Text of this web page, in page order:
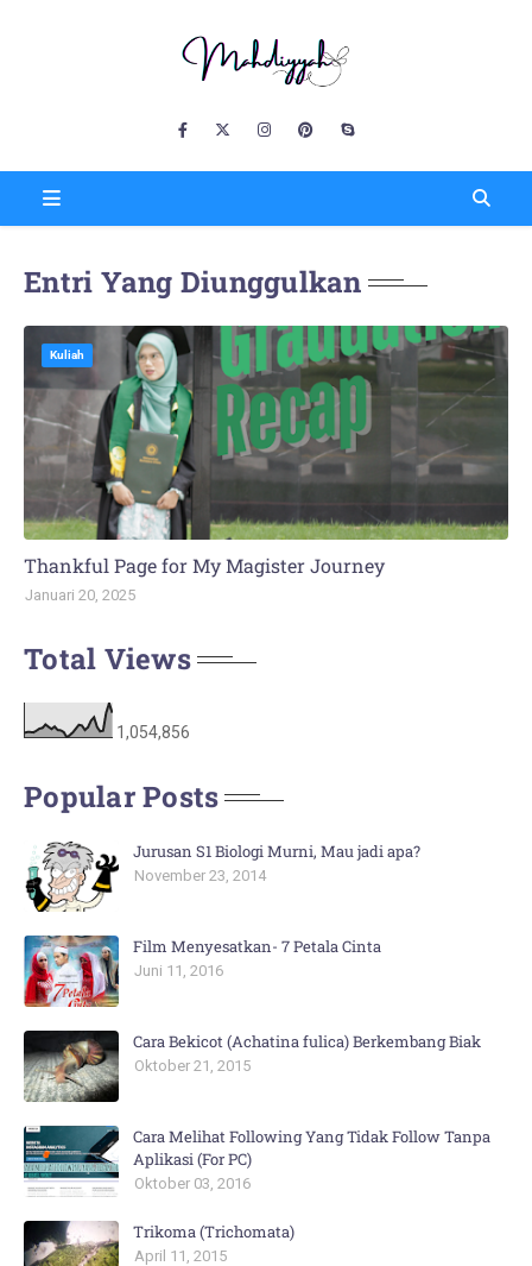
Entri Yang Diunggulkan
Kuliah
Thankful Page for My Magister Journey
Januari 20, 2025
Total Views
1,054,856
Popular Posts
Jurusan S1 Biologi Murni, Mau jadi apa?
November 23, 2014
Film Menyesatkan- 7 Petala Cinta
Juni 11, 2016
Cara Bekicot (Achatina fulica) Berkembang Biak
Oktober 21, 2015
Cara Melihat Following Yang Tidak Follow Tanpa
Aplikasi (For PC)
Oktober 03, 2016
Trikoma (Trichomata)
April 11, 2015